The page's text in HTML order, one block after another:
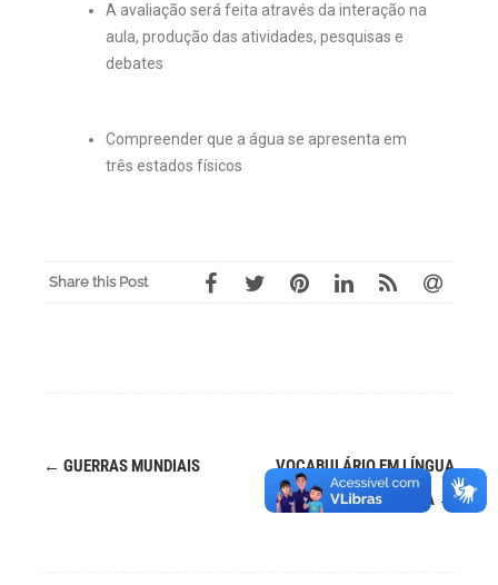
A avaliação será feita através da interação na
aula, produção das atividades, pesquisas e
debates
Compreender que a água se apresenta em
três estados físicos
Share this Post
← GUERRAS MUNDIAIS
VOCABULÁRIO EM LÍNGUA
INGLESA →